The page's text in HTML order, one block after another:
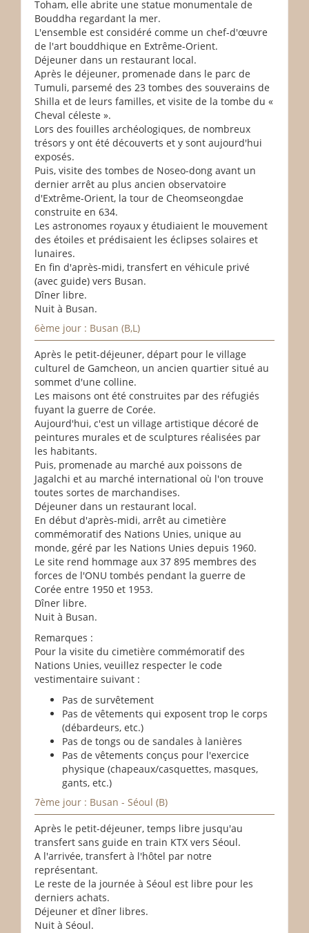
Toham, elle abrite une statue monumentale de
Bouddha regardant la mer.
L'ensemble est considéré comme un chef-d'œuvre
de l'art bouddhique en Extrême-Orient.
Déjeuner dans un restaurant local.
Après le déjeuner, promenade dans le parc de
Tumuli, parsemé des 23 tombes des souverains de
Shilla et de leurs familles, et visite de la tombe du «
Cheval céleste ».
Lors des fouilles archéologiques, de nombreux
trésors y ont été découverts et y sont aujourd'hui
exposés.
Puis, visite des tombes de Noseo-dong avant un
dernier arrêt au plus ancien observatoire
d'Extrême-Orient, la tour de Cheomseongdae
construite en 634.
Les astronomes royaux y étudiaient le mouvement
des étoiles et prédisaient les éclipses solaires et
lunaires.
En fin d'après-midi, transfert en véhicule privé
(avec guide) vers Busan.
Dîner libre.
Nuit à Busan.
6ème jour : Busan (B,L)
Après le petit-déjeuner, départ pour le village
culturel de Gamcheon, un ancien quartier situé au
sommet d'une colline.
Les maisons ont été construites par des réfugiés
fuyant la guerre de Corée.
Aujourd'hui, c'est un village artistique décoré de
peintures murales et de sculptures réalisées par
les habitants.
Puis, promenade au marché aux poissons de
Jagalchi et au marché international où l'on trouve
toutes sortes de marchandises.
Déjeuner dans un restaurant local.
En début d'après-midi, arrêt au cimetière
commémoratif des Nations Unies, unique au
monde, géré par les Nations Unies depuis 1960.
Le site rend hommage aux 37 895 membres des
forces de l'ONU tombés pendant la guerre de
Corée entre 1950 et 1953.
Dîner libre.
Nuit à Busan.
Remarques :
Pour la visite du cimetière commémoratif des
Nations Unies, veuillez respecter le code
vestimentaire suivant :
Pas de survêtement
Pas de vêtements qui exposent trop le corps
(débardeurs, etc.)
Pas de tongs ou de sandales à lanières
Pas de vêtements conçus pour l'exercice
physique (chapeaux/casquettes, masques,
gants, etc.)
7ème jour : Busan - Séoul (B)
Après le petit-déjeuner, temps libre jusqu'au
transfert sans guide en train KTX vers Séoul.
A l'arrivée, transfert à l'hôtel par notre
représentant.
Le reste de la journée à Séoul est libre pour les
derniers achats.
Déjeuner et dîner libres.
Nuit à Séoul.